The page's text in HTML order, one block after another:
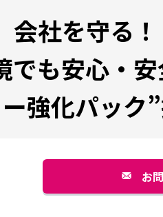
社を守る！
でも安心・
強化パック
お